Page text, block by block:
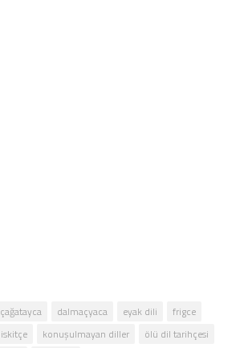
çağatayca dalmaçyaca eyak dili
frigce
iskitçe konuşulmayan diller
ölü dil tarihçesi